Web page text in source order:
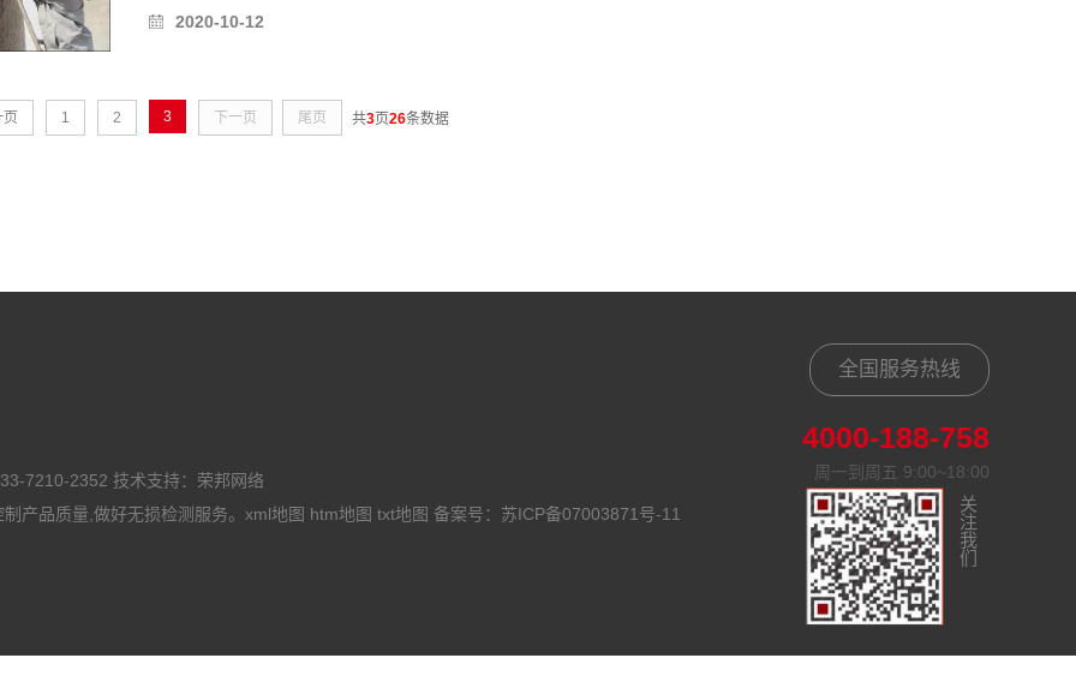
2020-10-12
页 1 2 3 下一页 尾页 共3页26条数据
7210-2352 技术支持：荣邦网络
产品质量,做好无损检测服务。 xml地图 htm地图 txt地图 备案号： 苏ICP备07003871号-11
全国服务热线
4000-188-758
周一到周五 9:00~18:00
关注我们